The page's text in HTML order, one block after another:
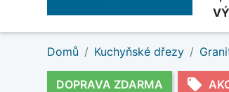
Domů Kuchyňské dřezy
DOPRAVA ZDARMA local_offer